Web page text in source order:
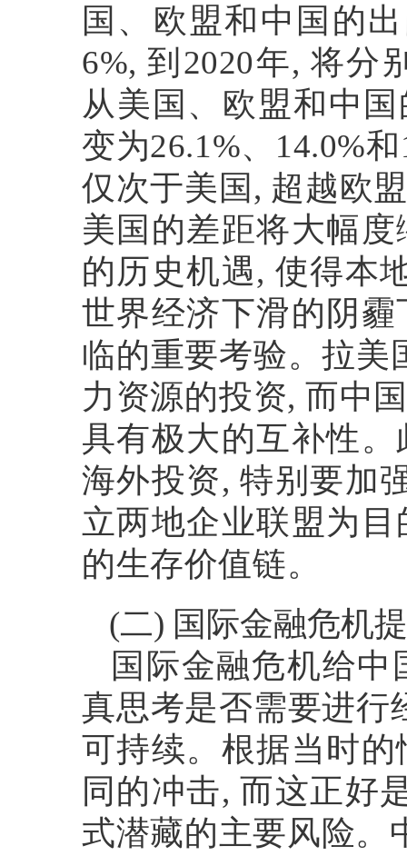
国、欧盟和中国的
6%, 到 2020年, 将分
从美国、欧盟和中
变为26.1%、 14.0%和
仅次于美国 , 超越欧
美国的差距将大幅
的历史机遇, 使得本
世界经济下滑的阴霾
临的重要考验。拉美
力资源的投资, 而中
具有极大的互补性。
海外投资,特别要加
立两地企业联盟为
的生存价值链。
(二) 国际金融危机
国际金融危机给
真思考是否需要进行
可持续。根据当时的
同的冲击,而这正好
式潜藏的主要风险。